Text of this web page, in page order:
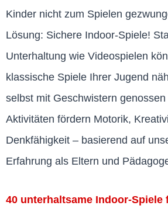
Kinder nicht zum Spielen
Lösung: Sichere Indoor-Spiele!
Unterhaltung wie Videospielen
klassische Spiele Ihrer Jugend
selbst mit Geschwistern
Aktivitäten fördern Motorik,
Denkfähigkeit – basierend auf
Erfahrung als Eltern und
40 unterhaltsame Indoor-Spiele